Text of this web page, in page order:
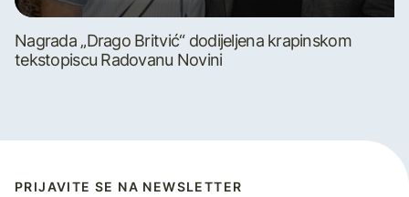
Nagrada „Drago Britvić“ dodijeljena krapinskom
tekstopiscu Radovanu Novini
PRIJAVITE SE NA NEWSLETTER